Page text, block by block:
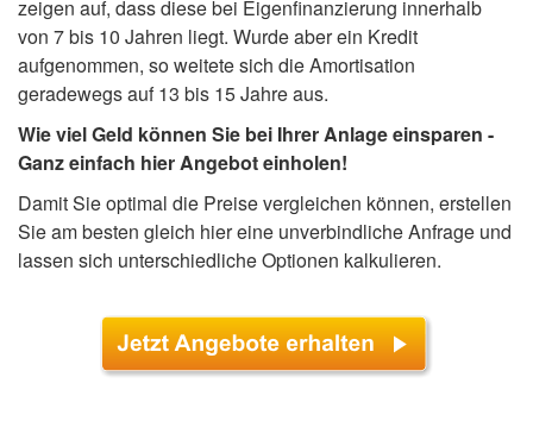
zeigen auf, dass diese bei Eigenfinanzierung innerhalb
von 7 bis 10 Jahren liegt. Wurde aber ein Kredit
aufgenommen, so weitete sich die Amortisation
geradewegs auf 13 bis 15 Jahre aus.
Wie viel Geld können Sie bei Ihrer Anlage einsparen -
Ganz einfach hier Angebot einholen!
Damit Sie optimal die Preise vergleichen können, erstellen
Sie am besten gleich hier eine unverbindliche Anfrage und
lassen sich unterschiedliche Optionen kalkulieren.